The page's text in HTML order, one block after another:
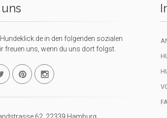
in den folgenden sozialen
freuen uns, wenn du uns dort folgst.